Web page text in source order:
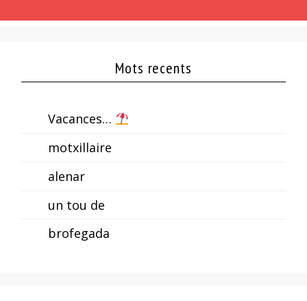
Mots recents
Vacances…
motxillaire
alenar
un tou de
brofegada